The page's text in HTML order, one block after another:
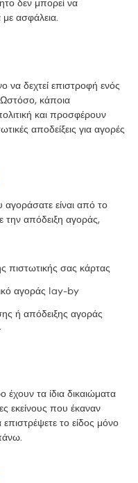
δεν μπορεί να
ασφάλεια.
να δεχτεί επιστροφή ενός
κάποια
και προσφέρουν
αποδείξεις για αγορές
αγοράσατε είναι από το
την απόδειξη αγοράς,
πιστωτικής σας κάρτας
αγοράς lay-by
ή απόδειξης αγοράς
τα ίδια δικαιώματα
εκείνους που έκαναν
το είδος μόνο